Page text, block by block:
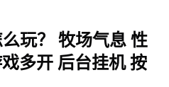
后台挂机 按键设置教程
玩？ 牧场气息 性
多开 后台挂机 按